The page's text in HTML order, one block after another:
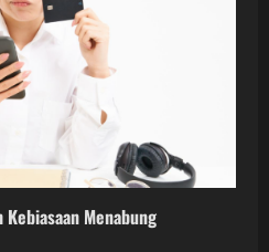
Menabung